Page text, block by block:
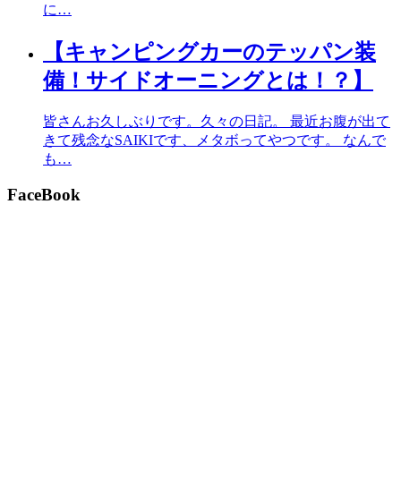
に…
【キャンピングカーのテッパン装
備！サイドオーニングとは！？】
皆さんお久しぶりです。久々の日記。 最近お腹が出て
きて残念なSAIKIです、メタボってやつです。 なんで
も…
FaceBook